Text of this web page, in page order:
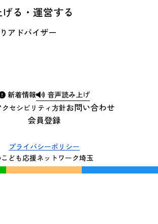
新着情報 音声読み上げ
会員登録
お問い合わせ
クセシビリティ方針
る・運営する
アドバイザー
プライバシーポリシー
ども応援ネットワーク埼玉